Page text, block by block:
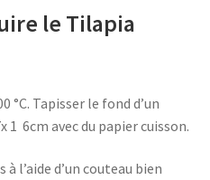
le Tilapia
°C. Tapisser le fond d’un
1 6cm avec du papier cuisson.
l’aide d’un couteau bien